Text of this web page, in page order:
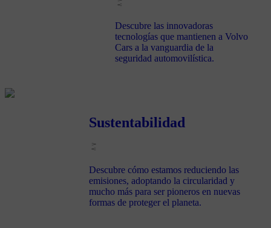
Descubre las innovadoras
tecnologías que mantienen a Volvo
Cars a la vanguardia de la
seguridad automovilística.
Sustentabilidad
Descubre cómo estamos reduciendo las
emisiones, adoptando la circularidad y
mucho más para ser pioneros en nuevas
formas de proteger el planeta.